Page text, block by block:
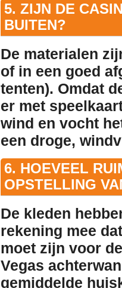
5. ZIJN DE
BUITEN?
De materialen
of in een goed
tenten). Omdat
er met
wind en vocht
een droge,
6. HOEVEEL
OPSTELLING
De kleden
rekening mee
moet zijn voor
Vegas
gemiddelde